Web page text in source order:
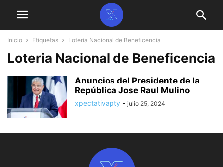
Inicio Etiquetas Loteria Nacional de Beneficencia
Loteria Nacional de Beneficencia
Anuncios del Presidente de la
República Jose Raul Mulino
xpectativapty - julio 25, 2024